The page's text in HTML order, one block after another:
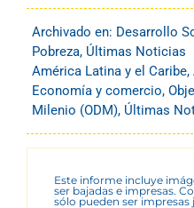
Archivado en: Desarrollo
Pobreza, Últimas Noticias
América Latina y el Caribe,
Economía y comercio,
Milenio (ODM), Últimas
Este informe incluye
ser bajadas e impresas.
sólo pueden ser